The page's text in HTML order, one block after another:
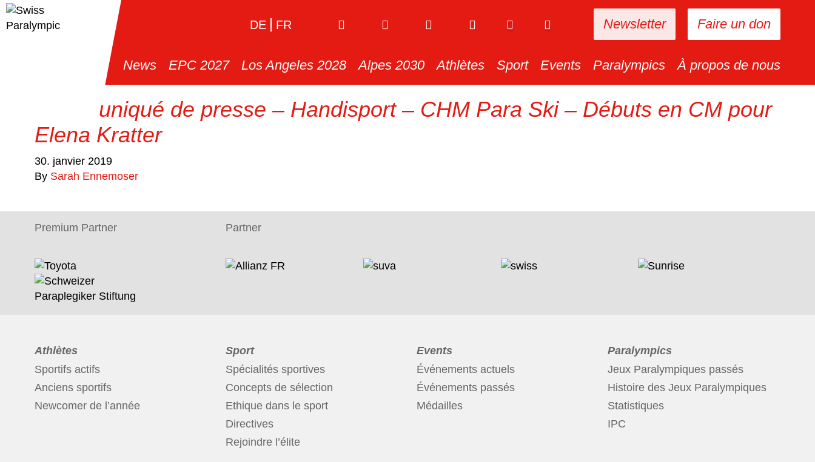
Faire un don
Newsletter
DE FR
News EPC 2027 Los Angeles 2028 Alpes 2030 Athlètes Sport Events Paralympics À propos de nous
Communiqué de presse – Handisport – CHM Para Ski – Débuts en CM pour
Elena Kratter
30. janvier 2019
By Sarah Ennemoser
Premium Partner Partner
Athlètes
Sportifs actifs
Anciens sportifs
Newcomer de l’année
Sport
Spécialités sportives
Concepts de sélection
Ethique dans le sport
Directives
Rejoindre l’élite
Events
Événements actuels
Événements passés
Médailles
Paralympics
Jeux Paralympiques passés
Histoire des Jeux Paralympiques
Statistiques
IPC